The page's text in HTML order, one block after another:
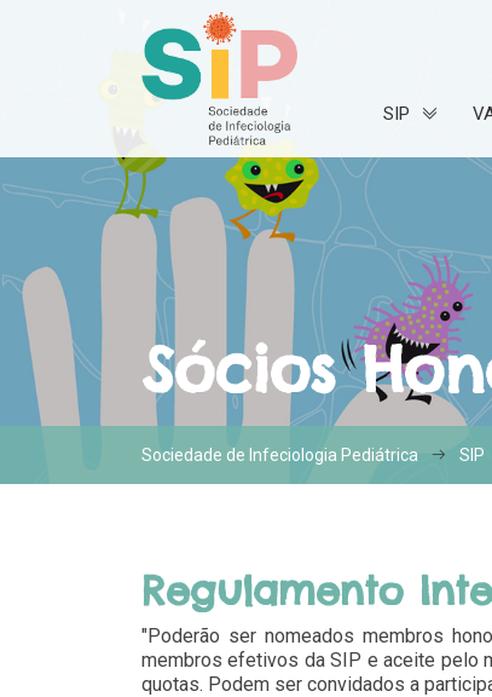
SIP
Sócios
Sociedade de Infeciologia Pediátrica SIP
Regulamento
"Poderão ser nomeados membros
membros efetivos da SIP e aceite pelo
quotas. Podem ser convidados a